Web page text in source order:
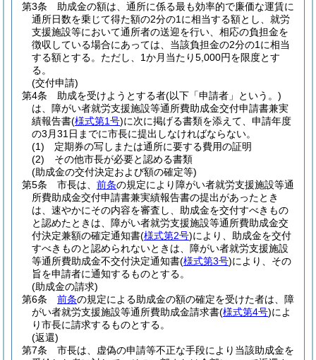
第3条
助成金の額は、通所に係る最も効率的で廉価な運賃に
通所日数を乗じて得た額の2分の1に相当する額とし、就労
支援施設等において通所者の送迎を行い、相応の負担金を
徴収している場合にあっては、当該負担金の2分の1に相当
する額とする。 ただし、1か月当たり5,000円を限度とす
る。
(交付申請)
第4条
助成を受けようとする者(以下「申請者」という。)
は、障がい者就労支援施設等通所費助成金交付申請書兼実
績報告書(様式第1号)に次に掲げる書類を添えて、申請年度
の3月31日までに市長に提出しなければならない。
(1)
定期券の写しまたは通所に要する費用の証明
(2)
その他市長が必要と認める書類
(助成金の交付決定および額の確定等)
第5条
市長は、 前条の規定により障がい者就労支援施設等通
所費助成金交付申請書兼実績報告書の提出があったとき
は、速やかにその内容を審査し、助成金を交付すべきもの
と認めたときは、障がい者就労支援施設等通所費助成金交
付決定兼額の確定通知書(様式第2号)により、助成金を交付
すべきものと認められないときは、障がい者就労支援施設
等通所費助成金不交付決定通知書(様式第3号)により、その
旨を申請者に通知するものとする。
(助成金の請求)
第6条
前条の規定による助成金の額の確定を受けた者は、障
がい者就労支援施設等通所費助成金請求書(様式第4号)によ
り市長に請求するものとする。
(返還)
第7条
市長は、虚偽の申請等不正な手段により当該助成金を